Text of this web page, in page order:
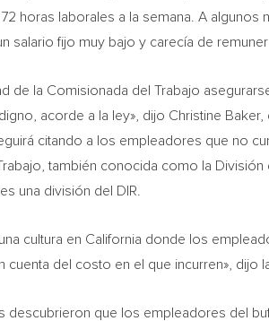
72 horas laborales a la semana. A
salario fijo muy bajo y carecía de
de la Comisionada del Trabajo
acorde a la ley», dijo Christine
citando a los empleadores que no
también conocida como la
una división del DIR.
cultura en California donde los
cuenta del costo en el que incurren», dijo
descubrieron que los empleadores del